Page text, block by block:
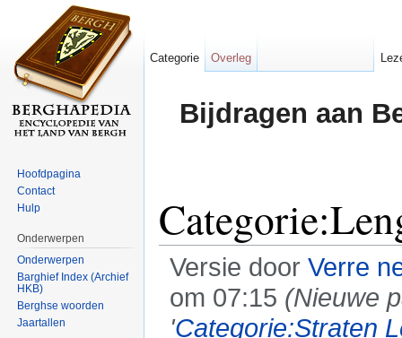
Bijdragen aan
Versie door Verre
om 07:15 (Nieuwe
'Categorie:Straten
Categorie Overleg
Hoofdpagina
Contact
Hulp
Onderwerpen
Onderwerpen
Barghief Index (Archief
HKB)
Berghse woorden
Jaartallen